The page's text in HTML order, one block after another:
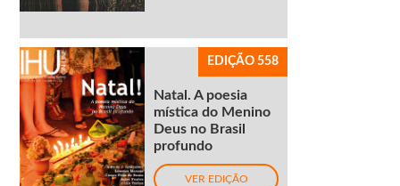
EDIÇÃO 558
Natal. A poesia
mística do Menino
Deus no Brasil
profundo
VER EDIÇÃO